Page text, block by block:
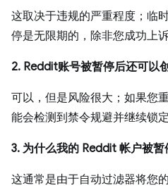
这取决于违规的严重程度；临
停是无限期的，除非您成功上诉
2. Reddit账号被暂停后还可以
可以，但是风险很大；如果您
能会检测到禁令规避并继续锁定
3. 为什么我的 Reddit 帐户被
这通常是由于自动过滤器将您